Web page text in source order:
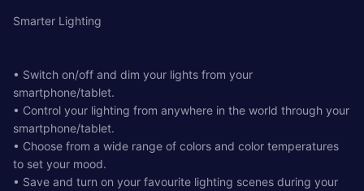
Smarter Lighting
• Switch on/off and dim your lights from your
smartphone/tablet.
• Control your lighting from anywhere in the world through your
smartphone/tablet.
• Choose from a wide range of colors and color temperatures
to set your mood.
• Save and turn on your favourite lighting scenes during your